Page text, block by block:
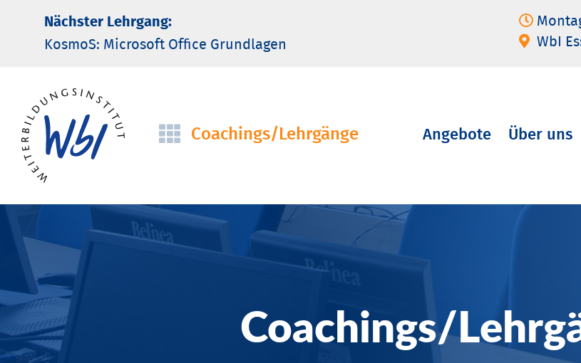
Nächster Lehrgang:
KosmoS: Microsoft Office Grund­lagen
WbI
Navigation
Coachings/­Lehrgänge
Navigation
Angebote Über uns
Coachings/­